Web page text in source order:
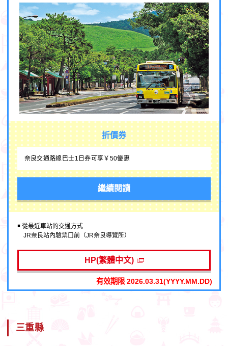
折價券
奈良交通路線巴士1日券可享￥50優惠
繼續閱讀
￭ 從最近車站的交通方式
JR奈良站內驗票口前（JR奈良導覽所）
HP(繁體中文)
有效期限 2026.03.31(YYYY.MM.DD)
三重縣